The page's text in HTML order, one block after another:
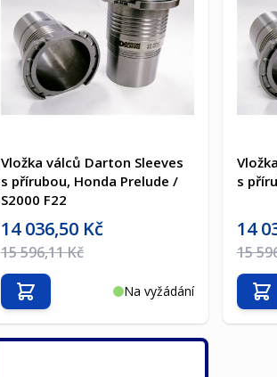
Vložka válců Darton Sleeves
s přírubou, Honda Prelude /
S2000 F22
Akční cena
14 036,50 Kč
Běžná cena
15 596,11 Kč
Na vyžádání
Přidat do košíku
s
Akční
14
Běžná
15